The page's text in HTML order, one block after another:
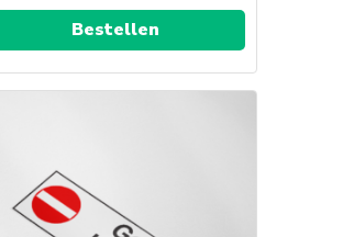
Bestellen
Dit
Deze